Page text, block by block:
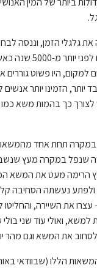
את גלגלי הזמן, וננסה
בעצם קרה. אז, פעם
למקום, היו פשוט
יותר, הזמינו יותר
לצורך כך בהמות משא כמו
במקרה תחת אחד
שנפל במקרה מעץ
הרימה מעט את המשא
נעשתה הסחיבה
את השיירה,
למשא, ואולי עוד שני
את המשא וגם מהר
הללו (שבוודאי